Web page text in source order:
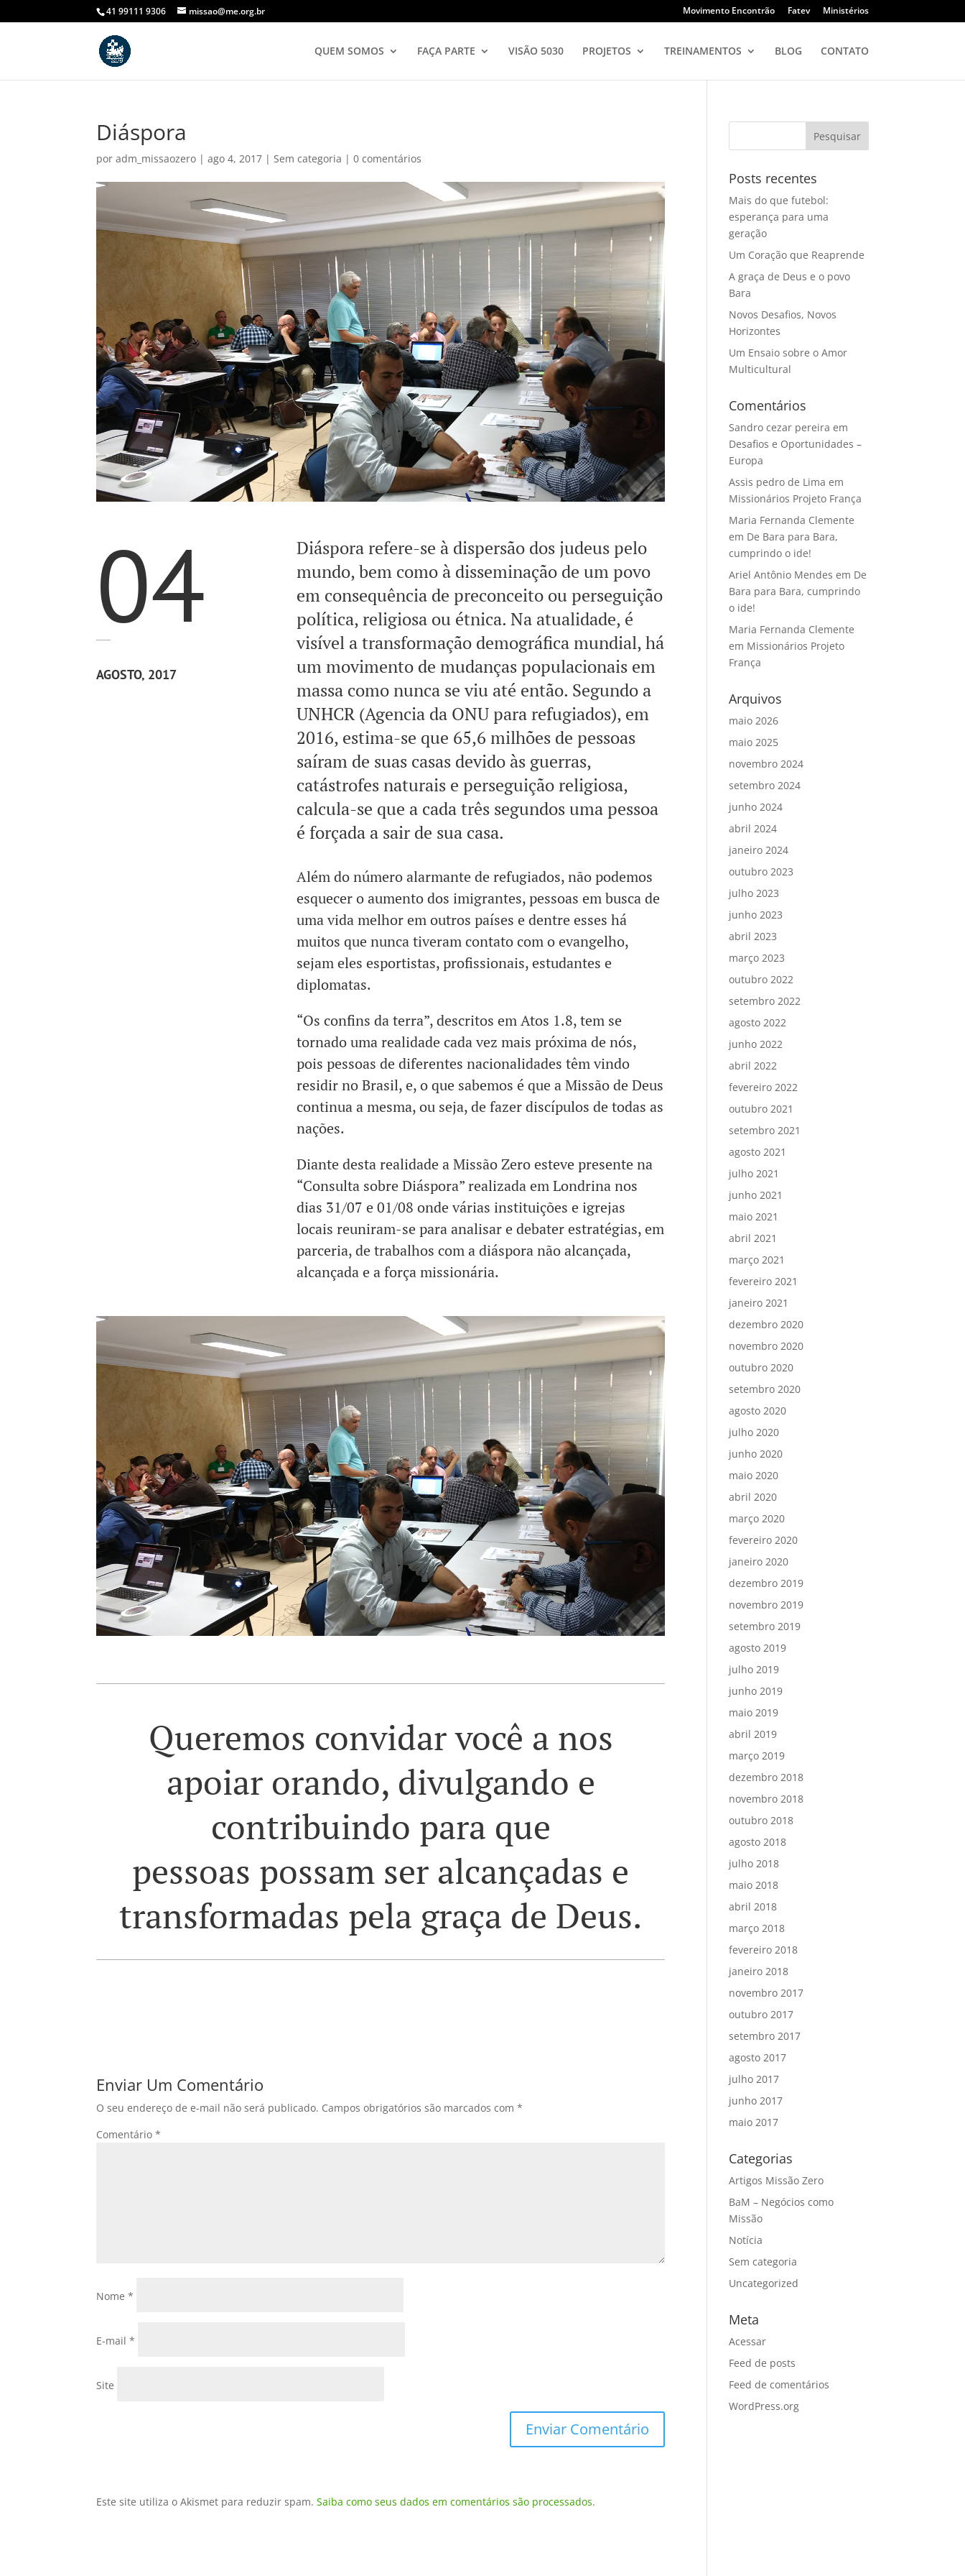
41 99111 9306 missao@me.org.br Movimento Encontrão Fatev Ministérios
QUEM SOMOS FAÇA PARTE VISÃO 5030 PROJETOS TREINAMENTOS BLOG CONTATO
Diáspora
poradm_missaozero |ago 4, 2017 |Sem categoria |0 comentários
04
AGOSTO, 2017
Diáspora refere-se à dispersão dos judeus pelo
mundo, bem como à disseminação de um povo
em consequência de preconceito ou perseguição
política, religiosa ou étnica. Na atualidade, é
visível a transformação demográfica mundial, há
um movimento de mudanças populacionais em
massa como nunca se viu até então. Segundo a
UNHCR (Agencia da ONU para refugiados), em
2016, estima-se que 65,6 milhões de pessoas
saíram de suas casas devido às guerras,
catástrofes naturais e perseguição religiosa,
calcula-se que a cada três segundos uma pessoa
é forçada a sair de sua casa.
Além do número alarmante de refugiados, não podemos
esquecer o aumento dos imigrantes, pessoas em busca de
uma vida melhor em outros países e dentre esses há
muitos que nunca tiveram contato com o evangelho,
sejam eles esportistas, profissionais, estudantes e
diplomatas.
“Os confins da terra”, descritos em Atos 1.8, tem se
tornado uma realidade cada vez mais próxima de nós,
pois pessoas de diferentes nacionalidades têm vindo
residir no Brasil, e, o que sabemos é que a Missão de Deus
continua a mesma, ou seja, de fazer discípulos de todas as
nações.
Diante desta realidade a Missão Zero esteve presente na
“Consulta sobre Diáspora” realizada em Londrina nos
dias 31/07 e 01/08 onde várias instituições e igrejas
locais reuniram-se para analisar e debater estratégias, em
parceria, de trabalhos com a diáspora não alcançada,
alcançada e a força missionária.
Queremos convidar você a nos
apoiar orando, divulgando e
contribuindo para que
pessoas possam ser alcançadas e
transformadas pela graça de Deus.
Enviar Um Comentário
O seu endereço de e-mail não será publicado. Campos obrigatórios são marcados com*
Comentário*
Nome*
E-mail*
Site
Este site utiliza o Akismet para reduzir spam.Saiba como seus dados em comentários são processados.
Posts recentes
Mais do que futebol:
esperança para uma
geração
Um Coração que Reaprende
A graça de Deus e o povo
Bara
Novos Desafios, Novos
Horizontes
Um Ensaio sobre o Amor
Multicultural
Comentários
Sandro cezar pereira em
Desafios e Oportunidades –
Europa
Assis pedro de Lima em
Missionários Projeto França
Maria Fernanda Clemente
em De Bara para Bara,
cumprindo o ide!
Ariel Antônio Mendes em De
Bara para Bara, cumprindo
o ide!
Maria Fernanda Clemente
em Missionários Projeto
França
Arquivos
maio 2026
maio 2025
novembro 2024
setembro 2024
junho 2024
abril 2024
janeiro 2024
outubro 2023
julho 2023
junho 2023
abril 2023
março 2023
outubro 2022
setembro 2022
agosto 2022
junho 2022
abril 2022
fevereiro 2022
outubro 2021
setembro 2021
agosto 2021
julho 2021
junho 2021
maio 2021
abril 2021
março 2021
fevereiro 2021
janeiro 2021
dezembro 2020
novembro 2020
outubro 2020
setembro 2020
agosto 2020
julho 2020
junho 2020
maio 2020
abril 2020
março 2020
fevereiro 2020
janeiro 2020
dezembro 2019
novembro 2019
setembro 2019
agosto 2019
julho 2019
junho 2019
maio 2019
abril 2019
março 2019
dezembro 2018
novembro 2018
outubro 2018
agosto 2018
julho 2018
maio 2018
abril 2018
março 2018
fevereiro 2018
janeiro 2018
novembro 2017
outubro 2017
setembro 2017
agosto 2017
julho 2017
junho 2017
maio 2017
Categorias
Artigos Missão Zero
BaM – Negócios como
Missão
Notícia
Sem categoria
Uncategorized
Meta
Acessar
Feed de posts
Feed de comentários
WordPress.org